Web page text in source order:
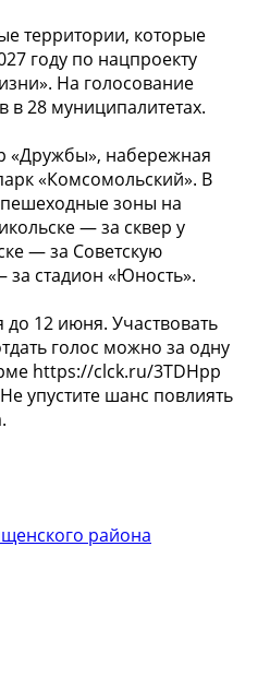
территории, которые
году по нацпроекту
На голосование
в 28 муниципалитетах.
«Дружбы», набережная
«Комсомольский». В
пешеходные зоны на
— за сквер у
— за Советскую
стадион «Юность».
до 12 июня. Участвовать
голос можно за одну
https://clck.ru/3TDHpp
упустите шанс повлиять
района